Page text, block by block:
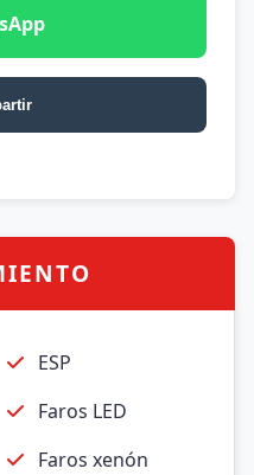
ESP
Faros LED
Faros xenón